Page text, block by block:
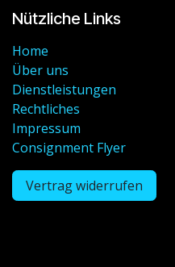
Nützliche Links
Home
Über uns
Dienstleistungen
Rechtliches
Impressum
Consignment Flyer
Vertrag widerrufen